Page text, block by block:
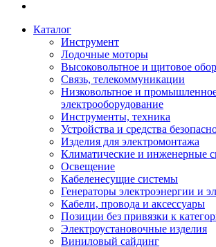
Каталог
Инструмент
Лодочные моторы
Высоковольтное и щитовое
Связь, телекоммуникации
Низковольтное и
электрооборудование
Инструменты, техника
Устройства и средства
Изделия для электромонтажа
Климатические и инженерные
Освещение
Кабеленесущие системы
Генераторы электроэнергии и
Кабели, провода и аксессуары
Позиции без привязки к
Электроустановочные изделия
Виниловый сайдинг